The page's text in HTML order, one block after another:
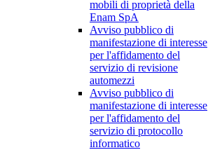
mobili di proprietà della
Enam SpA
Avviso pubblico di
manifestazione di interesse
per l'affidamento del
servizio di revisione
automezzi
Avviso pubblico di
manifestazione di interesse
per l'affidamento del
servizio di protocollo
informatico